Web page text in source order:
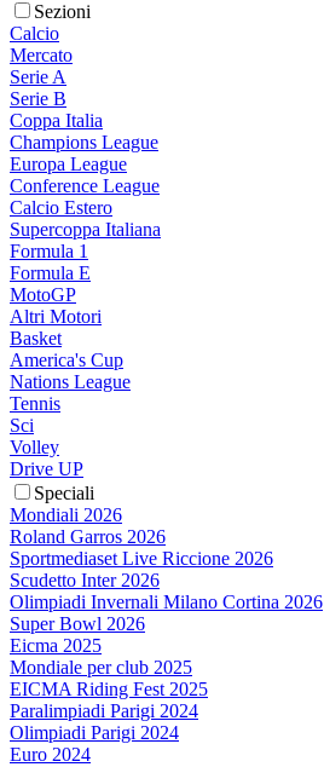
Sezioni
Calcio
Mercato
Serie A
Serie B
Coppa Italia
Champions League
Europa League
Conference League
Calcio Estero
Supercoppa Italiana
Formula 1
Formula E
MotoGP
Altri Motori
Basket
America's Cup
Nations League
Tennis
Sci
Volley
Drive UP
Speciali
Mondiali 2026
Roland Garros 2026
Sportmediaset Live Riccione 2026
Scudetto Inter 2026
Olimpiadi Invernali Milano Cortina 2026
Super Bowl 2026
Eicma 2025
Mondiale per club 2025
EICMA Riding Fest 2025
Paralimpiadi Parigi 2024
Olimpiadi Parigi 2024
Euro 2024